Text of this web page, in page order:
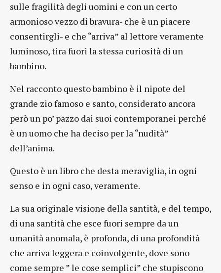
sulle fragilità degli uomini e con un certo
armonioso vezzo di bravura- che è un piacere
consentirgli- e che “arriva” al lettore veramente
luminoso, tira fuori la stessa curiosità di un
bambino.
Nel racconto questo bambino è il nipote del
grande zio famoso e santo, considerato ancora
però un po’ pazzo dai suoi contemporanei perché
è un uomo che ha deciso per la “nudità”
dell’anima.
Questo è un libro che desta meraviglia, in ogni
senso e in ogni caso, veramente.
La sua originale visione della santità, e del tempo,
di una santità che esce fuori sempre da un
umanità anomala, è profonda, di una profondità
che arriva leggera e coinvolgente, dove sono
come sempre ” le cose semplici” che stupiscono